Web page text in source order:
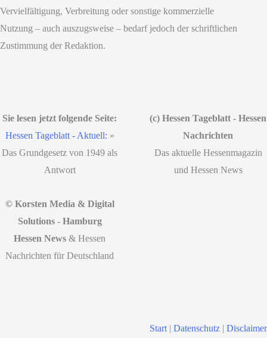
Vervielfältigung, Verbreitung oder sonstige kommerzielle
Nutzung – auch auszugsweise – bedarf jedoch der schriftlichen
Zustimmung der Redaktion.
Sie lesen jetzt folgende Seite:
Hessen Tageblatt - Aktuell: »
Das Grundgesetz von 1949 als
Antwort
(c) Hessen Tageblatt - Hessen
Nachrichten
Das aktuelle Hessenmagazin
und Hessen News
© Korsten Media & Digital
Solutions - Hamburg
Hessen News & Hessen
Nachrichten für Deutschland
Start | Datenschutz | Disclaimer